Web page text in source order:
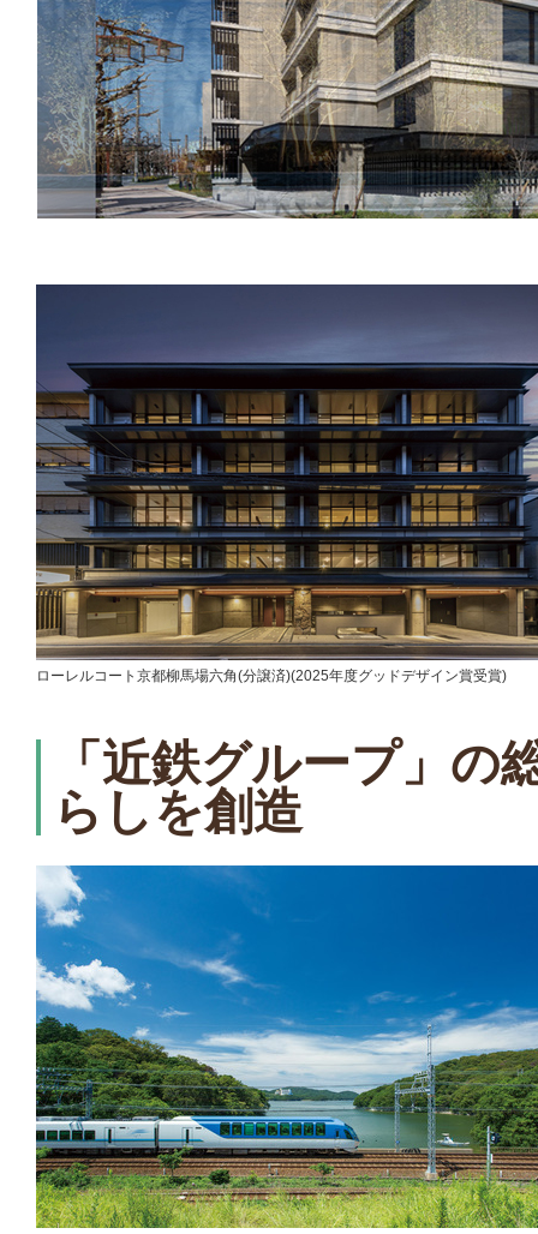
ローレルコート京都柳馬場六角(分譲済)(2025年度グッドデザイン賞受賞)
「近鉄グループ」の
らしを創造